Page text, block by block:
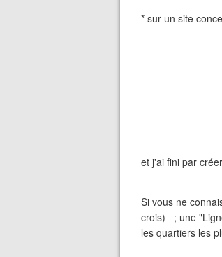
* sur un site
et j'ai fini par
Si vous ne
crois) ; une
les quartiers les